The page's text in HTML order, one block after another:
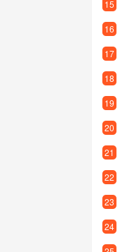
15
16
17
18
19
20
21
22
23
24